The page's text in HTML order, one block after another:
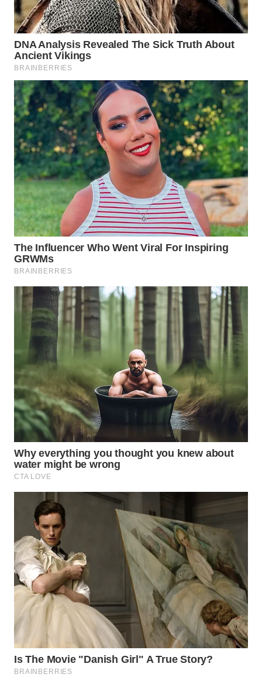
KARO
WN
SIMALUNGUN
WN
LABUHANBATU
WN
TAPANULI
TENGAH
WN DELI
SERDANG
WN
TEBING
TINGGI
PAKPAK
WN
KARAWANG
WN
BEKASI
WN
BOGOR
WN
DEPOK
WN
TAPANULI
UTARA
WN
SAMOSIR
WN
PADANG
LAWAS
WN
SUMEDANG